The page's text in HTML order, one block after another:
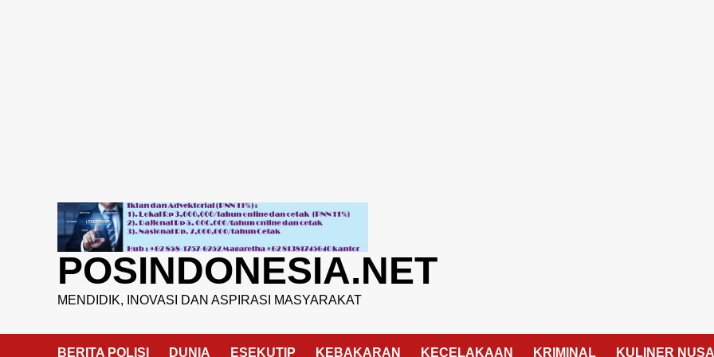
POSINDONESIA.NET
MENDIDIK, INOVASI DAN ASPIRASI MASYARAKAT
BERITA POLISI DUNIA ESEKUTIP KEBAKARAN KECELAKAAN KRIMINAL KULINER